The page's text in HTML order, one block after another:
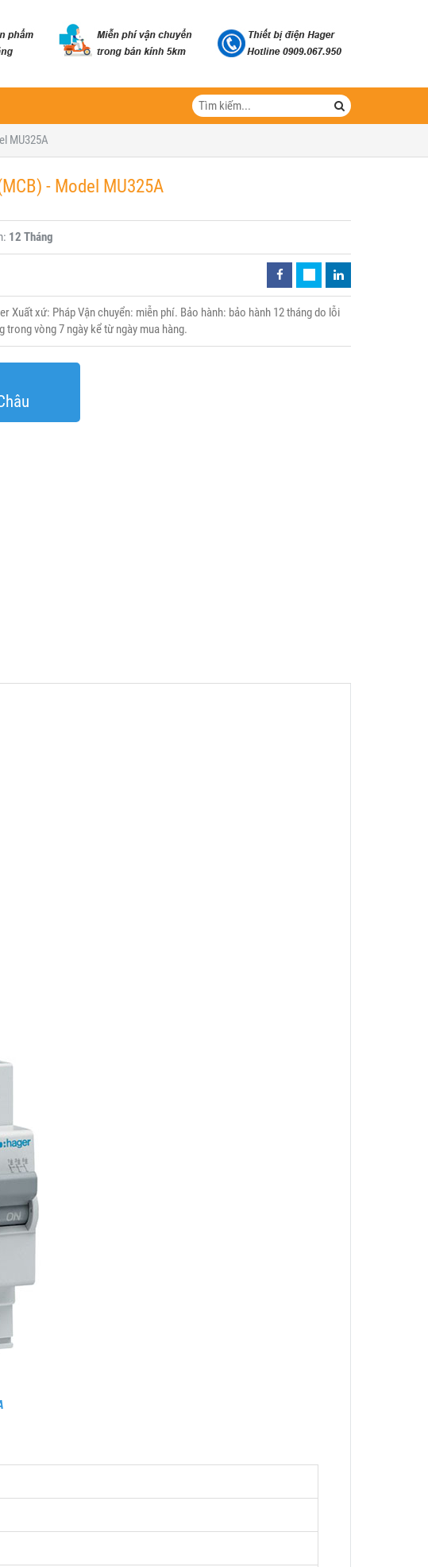
MU325A
- Model MU325A
12 Tháng
Xuất xứ: Pháp Vận chuyển: miễn phí. Bảo hành: bảo hành 12 tháng do lỗi
vòng 7 ngày kể từ ngày mua hàng.